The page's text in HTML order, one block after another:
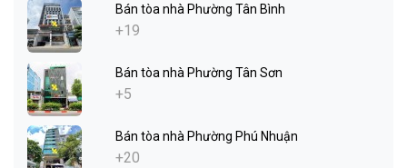
Bán tòa nhà Phường Tân Bình
+19
Bán tòa nhà Phường Tân Sơn
+5
Bán tòa nhà Phường Phú Nhuận
+20